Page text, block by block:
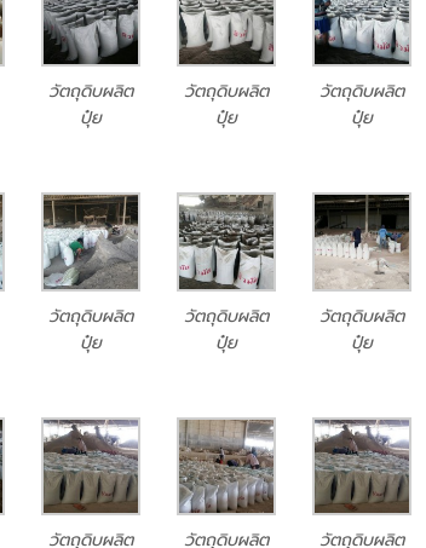
วัตถุดิบผลิต
ปุ๋ย
วัตถุดิบผลิต
ปุ๋ย
วัตถุดิบผลิต
ปุ๋ย
วัตถุดิบผลิต
ปุ๋ย
วัตถุดิบผลิต
ปุ๋ย
วัตถุดิบผลิต
ปุ๋ย
วัตถุดิบผลิต
วัตถุดิบผลิต
วัตถุดิบผลิต